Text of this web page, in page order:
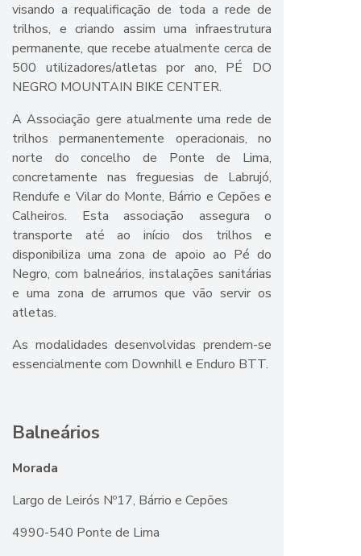
visando a requalificação de toda a rede de
trilhos, e criando assim uma infraestrutura
permanente, que recebe atualmente cerca de
500 utilizadores/atletas por ano, PÉ DO
NEGRO MOUNTAIN BIKE CENTER.
A Associação gere atualmente uma rede de
trilhos permanentemente operacionais, no
norte do concelho de Ponte de Lima,
concretamente nas freguesias de Labrujó,
Rendufe e Vilar do Monte, Bárrio e Cepões e
Calheiros. Esta associação assegura o
transporte até ao início dos trilhos e
disponibiliza uma zona de apoio ao Pé do
Negro, com balneários, instalações sanitárias
e uma zona de arrumos que vão servir os
atletas.
As modalidades desenvolvidas prendem-se
essencialmente com Downhill e Enduro BTT.
Balneários
Morada
Largo de Leirós Nº17, Bárrio e Cepões
4990-540 Ponte de Lima